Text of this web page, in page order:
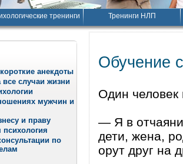
тренинги Тренинги НЛП
анекдоты
случаи жизни
мужчин и
и праву
психология
по
Обучение
Один
— Я в
дети, жена,
орут друг на